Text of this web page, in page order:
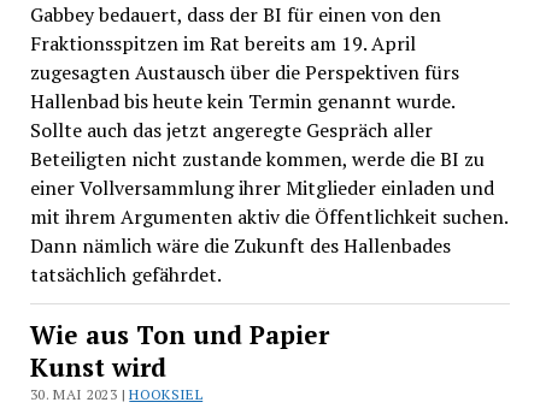
Gabbey bedauert, dass der BI für einen von den
Fraktionsspitzen im Rat bereits am 19. April
zugesagten Austausch über die Perspektiven fürs
Hallenbad bis heute kein Termin genannt wurde.
Sollte auch das jetzt angeregte Gespräch aller
Beteiligten nicht zustande kommen, werde die BI zu
einer Vollversammlung ihrer Mitglieder einladen und
mit ihrem Argumenten aktiv die Öffentlichkeit suchen.
Dann nämlich wäre die Zukunft des Hallenbades
tatsächlich gefährdet.
Wie aus Ton und Papier
Kunst wird
30. MAI 2023 |HOOKSIEL